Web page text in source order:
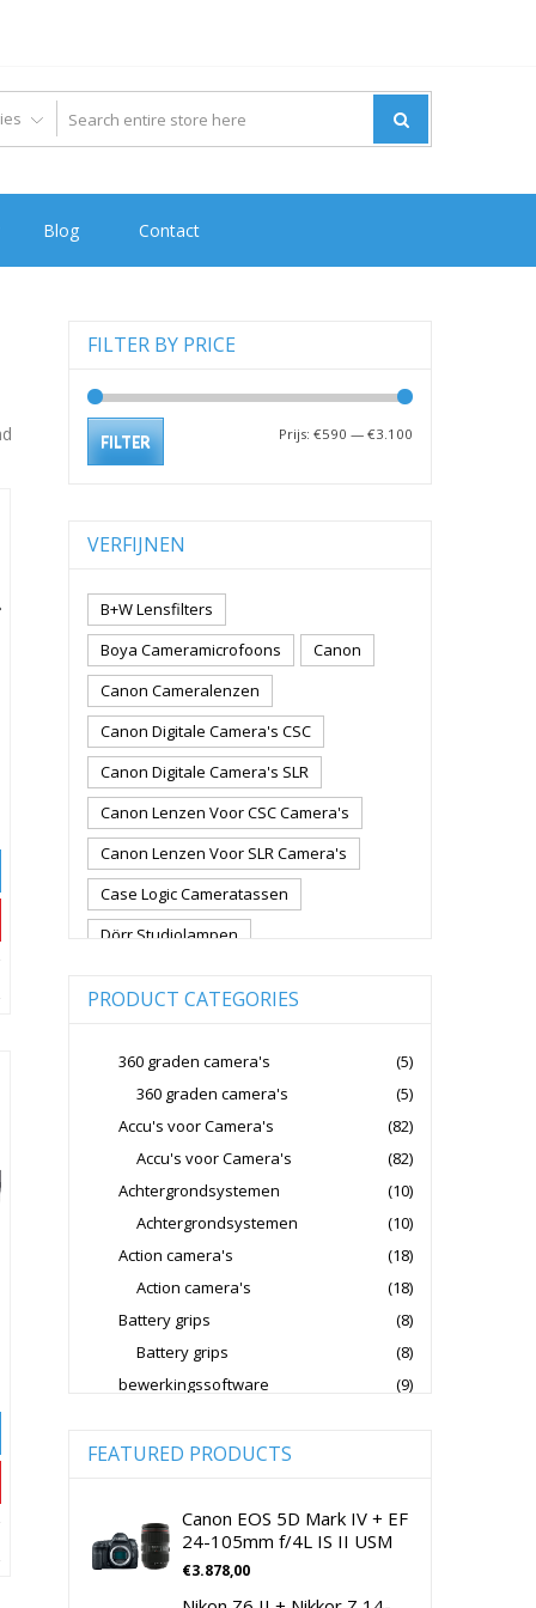
Blog Contact
FILTER BY PRICE
FILTER Prijs: €590 — €3.100
VERFIJNEN
B+W Lensfilters
Boya Cameramicrofoons
Canon
Canon Cameralenzen
Canon Digitale Camera's CSC
Canon Digitale Camera's SLR
Canon Lenzen Voor CSC Camera's
Canon Lenzen Voor SLR Camera's
Case Logic Cameratassen
Dörr Studiolampen
Fujifilm Digitale Camera's CSC
Fujifilm Lenzen Voor CSC Camera's
Godox Flitsers
GoPro
Hoya Lensfilters
Joby Gorillapods
Joby Statieven
Jupio Accu's Voor Camera's
Lowepro Cameratassen
Nikon CSC Full Frame
Nikon Digitale Camera's CSC
Nikon Lenzen Voor SLR Camera's
PRODUCT CATEGORIES
360 graden camera's
(5)
360 graden camera's
(5)
Accu's voor Camera's
(82)
Accu's voor Camera's
(82)
Achtergrondsystemen
(10)
Achtergrondsystemen
(10)
Action camera's
(18)
Action camera's
(18)
Battery grips
(8)
Battery grips
(8)
bewerkingssoftware
(9)
Camera's
Spiegelreflex camera
(0)
cameralenzen
(196)
Lenzen voor CSC camera's
FEATURED PRODUCTS
Canon EOS 5D Mark IV + EF
24-105mm f/4L IS II USM
€3.878,00